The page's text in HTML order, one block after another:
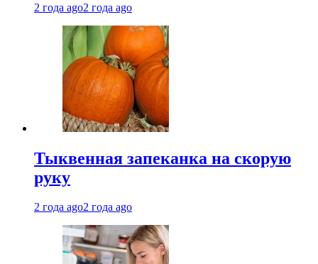
2 года ago2 года ago
Тыквенная запеканка на скорую
руку
2 года ago2 года ago